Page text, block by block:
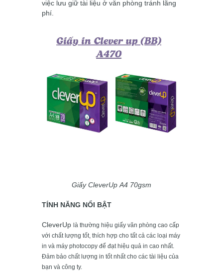
việc lưu giữ tài liệu ở văn phòng tránh lãng
phí.
GiấyCleverUp A4 70gsm
TÍNH NĂNG NỔI BẬT
CleverUp là thường hiệu giấy văn phòng cao cấp
với chất lượng tốt, thích hợp cho tất cả các loại máy
in và máy photocopy để đạt hiệu quả in cao nhất.
Đảm bảo chất lượng in tốt nhất cho các tài liệu của
bạn và công ty.